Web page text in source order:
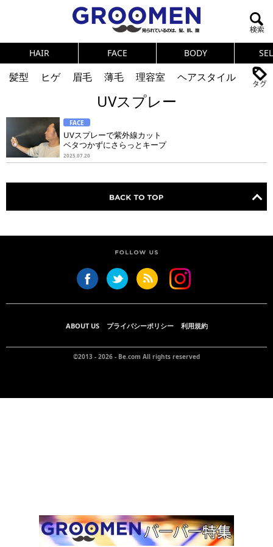
HAIR FACE BODY
髪型 ヒゲ 眉毛 薄毛 理容室
ヘアスタイル
体臭 ニオイ
連載
メンズコスメ
NEWS PICK UP
テストステロン
海外セレブ
健康
スキンケア 食事
調査結果
トレーニング
好印象な男
頭皮ケア
ダイエット
理容室
UVスプレー
FACE
UVスプレーで紫外線カット
ベタつかずにさらっとキープ
2025.07.20
ABOUT US プライバシーポリシー 利用規約
©2013 - 2026 - Be.com All rights reserved